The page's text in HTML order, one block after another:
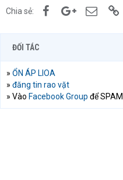
Chia sẻ: FacebookGoogle+Email
ĐỐI TÁC
» ỔN ÁP LIOA
» đăng tin rao vặt
» Vào Facebook Group để SPAM